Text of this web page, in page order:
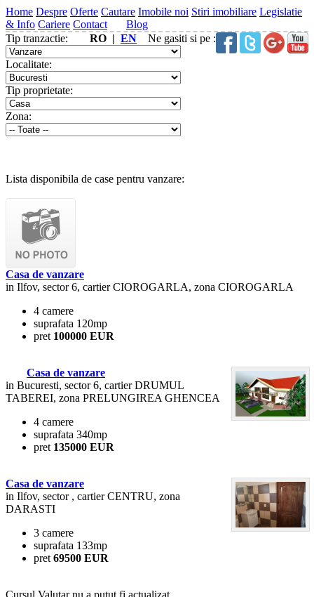
Home Despre Oferte Cautare Imobile noi Stiri imobiliare Legislatie
& Info Cariere Contact
Blog
RO | EN Ne gasiti si pe :
Tip tranzactie:
Localitate:
Tip proprietate:
Zona:
Lista disponibila de case pentru vanzare:
Casa de vanzare
in Ilfov, sector 6, cartier CIOROGARLA, zona CIOROGARLA
4 camere
suprafata 120mp
pret 100000 EUR
Casa de vanzare
in Bucuresti, sector 6, cartier DRUMUL
TABEREI, zona PRELUNGIREA GHENCEA
4 camere
suprafata 340mp
pret 135000 EUR
Casa de vanzare
in Ilfov, sector , cartier CENTRU, zona
DARASTI
3 camere
suprafata 133mp
pret 69500 EUR
Cursul Valutar nu a putut fi actualizat.